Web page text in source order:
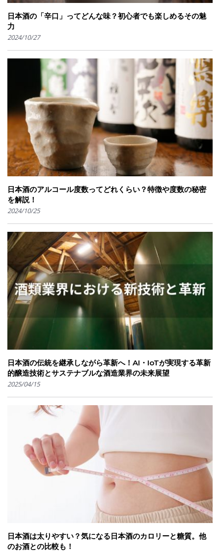
日本酒の「辛口」ってどんな味？初心者でも楽しめるその魅
力
2024/10/27
日本酒のアルコール度数ってどれくらい？特徴や度数の秘密
を解説！
2024/10/25
日本酒の伝統を継承しながら革新へ！AI・IoTが実現する革新
的醸造技術とサステナブルな酒造業界の未来展望
2025/04/15
日本酒は太りやすい？気になる日本酒のカロリーと糖質。他
のお酒との比較も！